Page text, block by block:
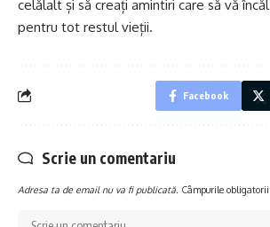
celălalt și să creați amintiri care să vă
pentru tot restul vieții.
Facebook
Scrie un comentariu
Adresa ta de email nu va fi publicată. Câmpurile